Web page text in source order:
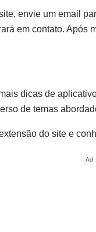
envie um email
em contato. Após
dicas de
de temas
do site e
Ad